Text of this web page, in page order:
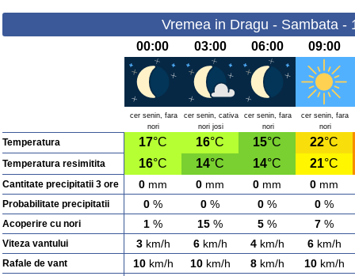
Vremea in Dragu - Sambata -
00:00 03:00 06:00 09:00
cer senin, fara
nori
cer senin, cativa
nori josi
cer senin, fara
nori
cer senin, fara
nori
Temperatura 17°C 16°C 15°C 22°C
Temperatura resimitita 16°C 14°C 14°C 21°C
Cantitate precipitatii 3 ore 0 mm 0 mm 0 mm 0 mm
Probabilitate precipitatii 0 % 0 % 0 % 0 %
Acoperire cu nori 1 % 15 % 5 % 7 %
Viteza vantului 3km/h 6km/h 4km/h 6km/h
Rafale de vant 10km/h 10km/h 8km/h 10km/h